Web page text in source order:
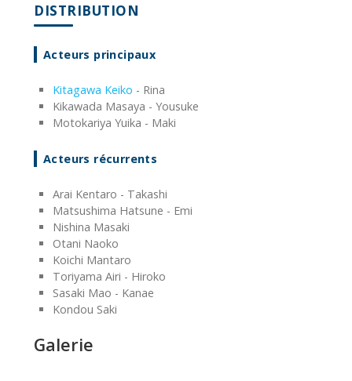
DISTRIBUTION
Acteurs principaux
Kitagawa Keiko - Rina
Kikawada Masaya - Yousuke
Motokariya Yuika - Maki
Acteurs récurrents
Arai Kentaro - Takashi
Matsushima Hatsune - Emi
Nishina Masaki
Otani Naoko
Koichi Mantaro
Toriyama Airi - Hiroko
Sasaki Mao - Kanae
Kondou Saki
Galerie